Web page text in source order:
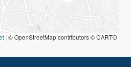
| © OpenStreetMap contributors © CARTO